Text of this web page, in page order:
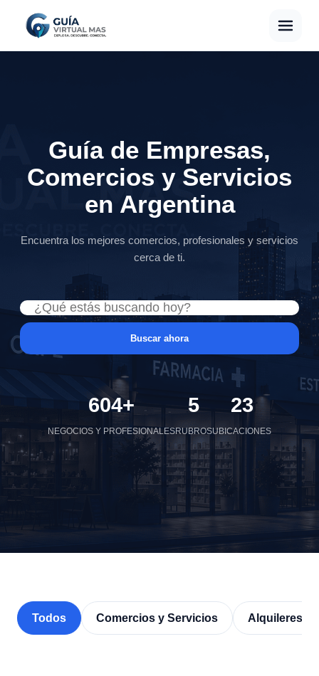
Guía de Empresas,
Comercios y Servicios
en Argentina
Encuentra los mejores comercios, profesionales y servicios
cerca de ti.
Buscar ahora
604+
NEGOCIOS Y PROFESIONALES
5
RUBROS
23
UBICACIONES
Todos Comercios y Servicios Alquileres -